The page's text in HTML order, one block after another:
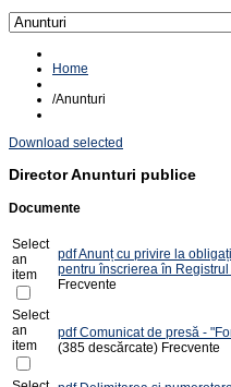
Home
/Anunturi
Download selected
DirectorAnunturi publice
Documente
Select
an
item
pdfAnunț cu privire la
pentru înscrierea în Registrul
Frecvente
Select
an
item
pdf Comunicat de presă -
(385 descărcate) Frecvente